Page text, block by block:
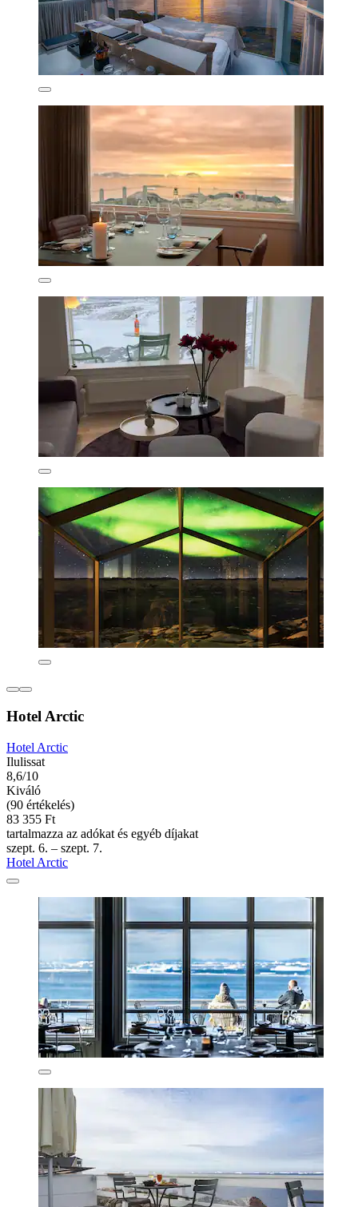
Hotel Arctic
Hotel Arctic
Ilulissat
8,6/10
Kiváló
(90 értékelés)
83 355 Ft
tartalmazza az adókat és egyéb díjakat
szept. 6. – szept. 7.
Hotel Arctic